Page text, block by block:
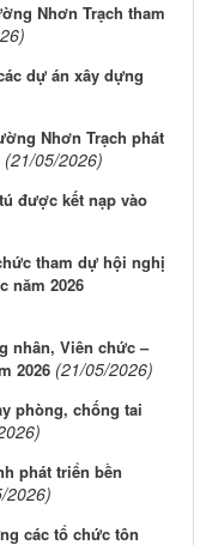
Nhơn Trạch tham
dự án xây dựng
Nhơn Trạch phát
(21/05/2026)
được kết nạp vào
tham dự hội nghị
năm 2026
nhân, Viên chức –
2026 (21/05/2026)
phòng, chống tai
phát triển bền
2026)
các tổ chức tôn